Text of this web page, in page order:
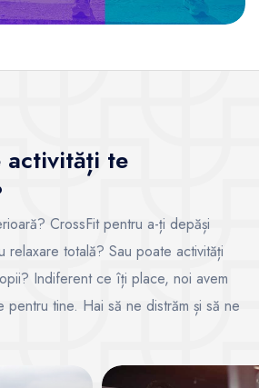
activități te
CrossFit pentru a-ți depăși
relaxare totală? Sau poate activități
Indiferent ce îți place, noi avem
pentru tine. Hai să ne distrăm și să ne